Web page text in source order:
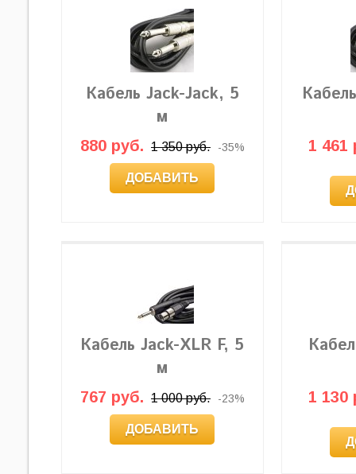
Кабель Jack-Jack, 5
м
880 руб. 1 350 руб. -35%
ДОБАВИТЬ
1 461
Кабель Jack-XLR F, 5
м
767 руб. 1 000 руб. -23%
ДОБАВИТЬ
1 130